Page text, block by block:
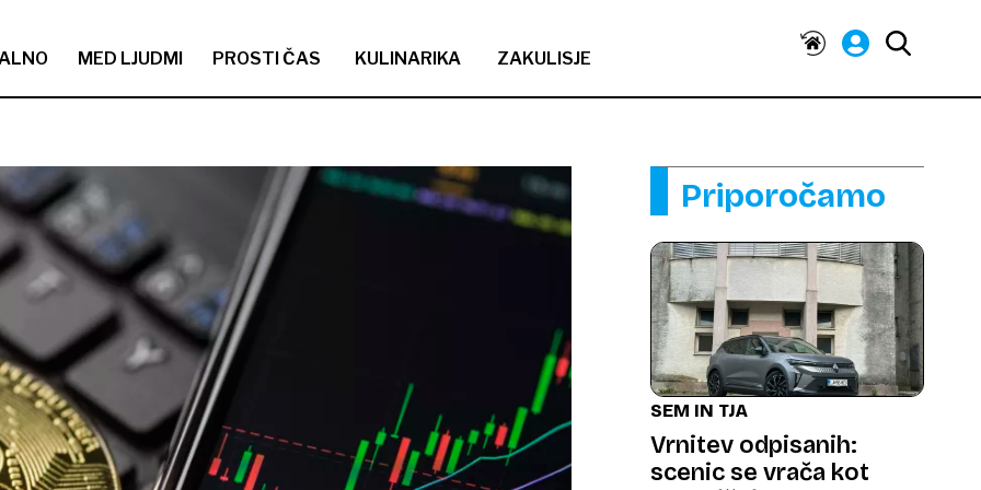
MED LJUDMI PROSTI ČAS KULINARIKA ZAKULISJE
Priporočamo
SEM IN TJA
Vrnitev odpisanih:
scenic se vrača kot